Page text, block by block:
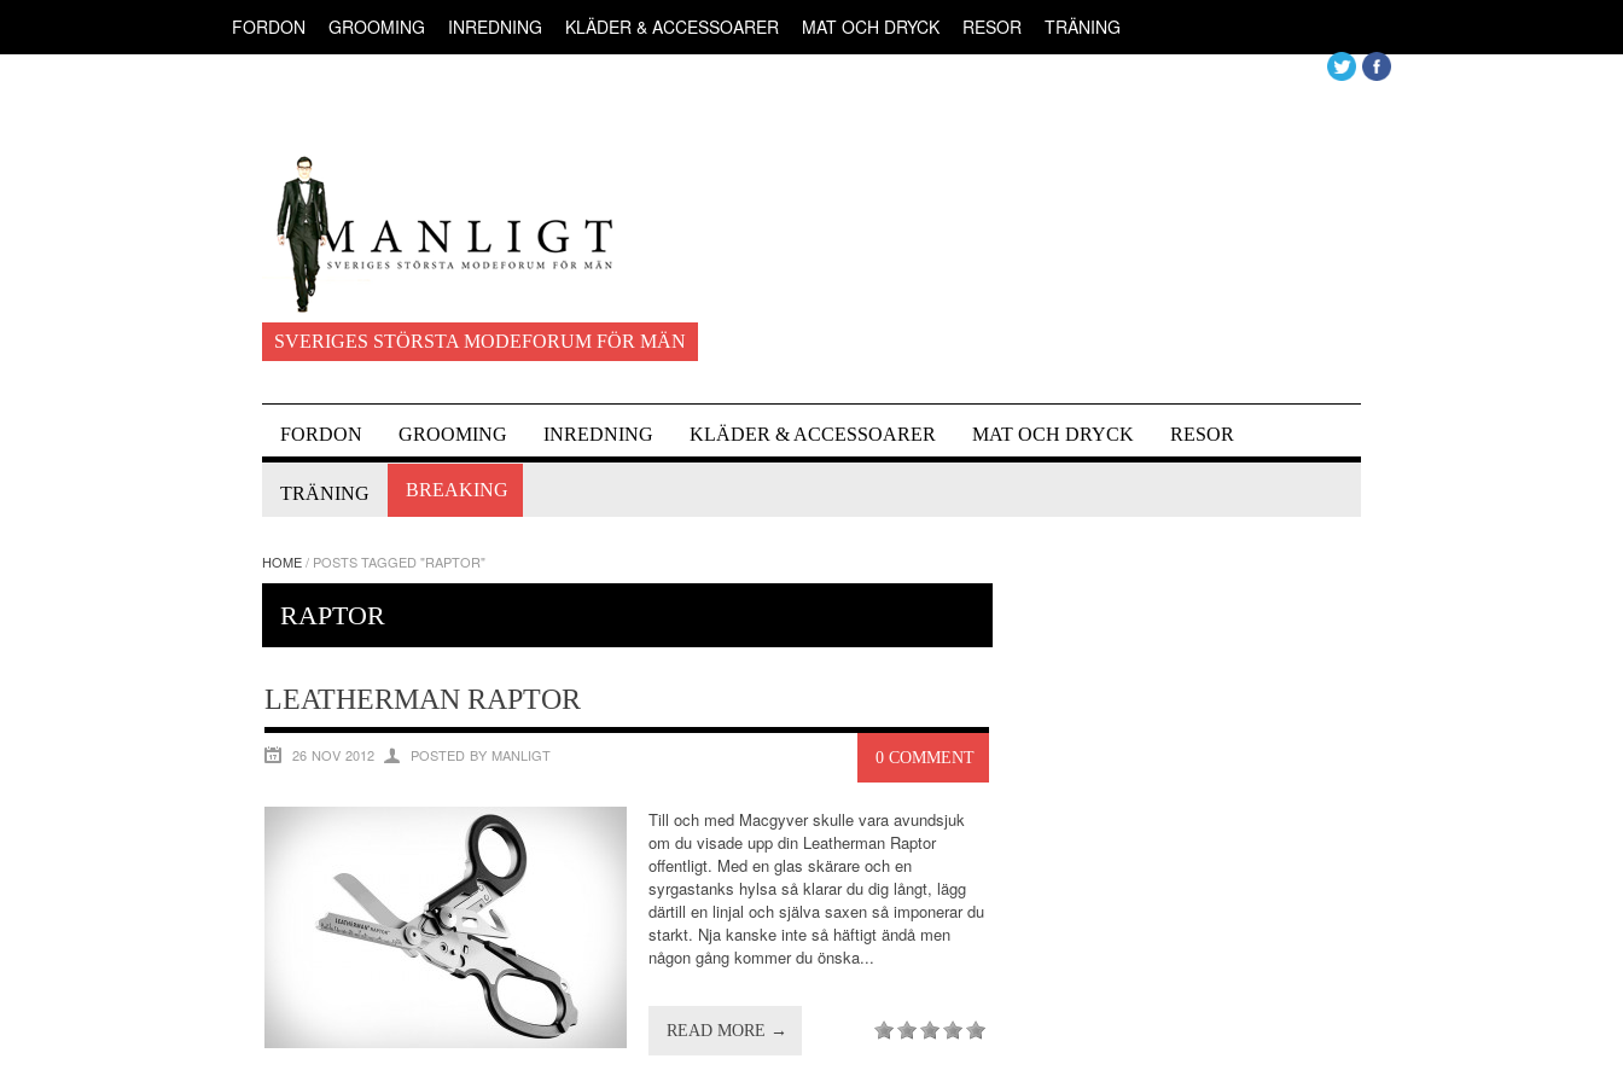
FORDON GROOMING INREDNING KLÄDER & ACCESSOARER MAT OCH DRYCK RESOR TRÄNING
SVERIGES STÖRSTA MODEFORUM FÖR MÄN
FORDON GROOMING INREDNING KLÄDER & ACCESSOARER MAT OCH DRYCK RESOR
TRÄNING BREAKING
HOME/ POSTS TAGGED "RAPTOR"
RAPTOR
LEATHERMAN RAPTOR
0 COMMENT
26 NOV 2012 POSTED BY MANLIGT
Till och med Macgyver skulle vara avundsjuk
om du visade upp din Leatherman Raptor
offentligt. Med en glas skärare och en
syrgastanks hylsa så klarar du dig långt, lägg
därtill en linjal och själva saxen så imponerar du
starkt. Nja kanske inte så häftigt ändå men
någon gång kommer du önska...
READ MORE →